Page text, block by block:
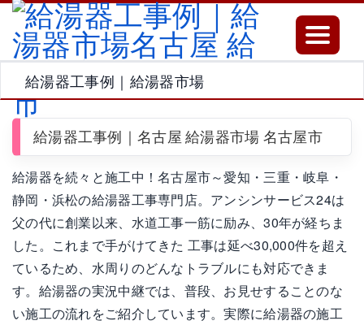
Toggle
給湯器工事例｜給湯器市場
給湯器工事例｜名古屋 給湯器市場 名古屋市
給湯器を続々と施工中！名古屋市～愛知・三重・岐阜・
静岡・浜松の給湯器工事専門店。アンシンサービス24は
父の代に創業以来、水道工事一筋に励み、30年が経ちま
した。これまで手がけてきた 工事は延べ30,000件を超え
ているため、水周りのどんなトラブルにも対応できま
す。給湯器の実況中継では、普段、お見せすることのな
い施工の流れをご紹介しています。実際に給湯器の施工